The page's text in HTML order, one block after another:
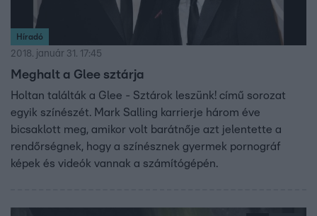
Híradó
2018. január 31. 17:45
Meghalt a Glee sztárja
Holtan találták a Glee - Sztárok leszünk! című sorozat
egyik színészét. Mark Salling karrierje három éve
bicsaklott meg, amikor volt barátnője azt jelentette a
rendőrségnek, hogy a színésznek gyermek pornográf
képek és videók vannak a számítógépén.